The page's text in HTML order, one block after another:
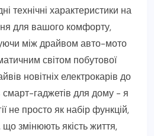
технічні характеристики на
для вашого комфорту,
між драйвом авто-мото
світом побутової
новітніх електрокарів до
смарт-гаджетів для дому - я
не просто як набір функцій,
що змінюють якість життя,